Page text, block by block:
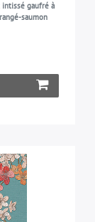
intissé gaufré à
saumon